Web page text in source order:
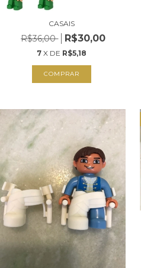
CASAIS
R$36,00 R$30,00
7 X DE R$5,18
COMPRAR